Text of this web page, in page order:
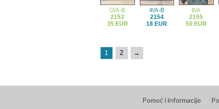
O/A-B
2153
35 EUR
#/A-B
2154
18 EUR
#/A
2155
50 EUR
1 2 →
Pomoć i informacije